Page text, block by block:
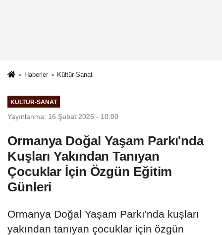
Haberler Kültür-Sanat
KÜLTÜR-SANAT
Yayınlanma: 16 Şubat 2026 - 10:00
Ormanya Doğal Yaşam Parkı'nda
Kuşları Yakından Tanıyan
Çocuklar İçin Özgün Eğitim
Günleri
Ormanya Doğal Yaşam Parkı'nda kuşları
yakından tanıyan çocuklar için özgün